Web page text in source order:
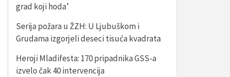
grad koji hoda’
Serija požara u ŽZH: U Ljubuškom i
Grudama izgorjeli deseci tisuća kvadrata
Heroji Mladifesta: 170 pripadnika GSS-a
izvelo čak 40 intervencija